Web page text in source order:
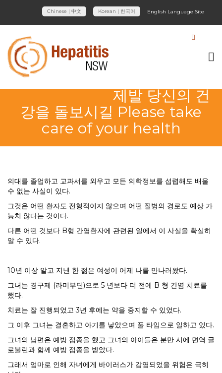
Chinese | 中文 Korean | 한국어 English Language Site
제발 당신의 건
강을 돌보시길 Please take
care of your health
의대를 졸업하고 교과서를 외우고 모든 의학정보를 섭렵해도 배울
수 없는 사실이 있다.
그것은 어떤 환자도 전형적이지 않으며 어떤 질병의 경로도 예상 가
능치 않다는 것이다.
다른 어떤 것보다 B형 간염환자에 관련된 일에서 이 사실을 확실히
알 수 있다.
10년 이상 알고 지낸 한 젊은 여성이 어제 나를 만나러왔다.
그녀는 경구제 (라미부딘)으로 5 년보다 더 전에 B 형 간염 치료를
했다.
치료는 잘 진행되었고 3년 후에는 약을 중지할 수 있었다.
그 이후 그녀는 결혼하고 아기를 낳았으며 풀 타임으로 일하고 있다.
그녀의 남편은 예방 접종을 했고 그녀의 아이들은 분만 시에 면역 글
로불린과 함께 예방 접종을 받았다.
그래서 엄마로 인해 자녀에게 바이러스가 감염되었을 위험은 극히